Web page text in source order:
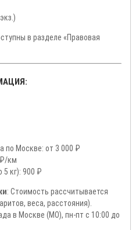
в разделе «Правовая
по Москве: от 3 000 ₽
км
5 кг): 900 ₽
: Стоимость рассчитывается
веса, расстояния).
в Москве (МО), пн-пт с 10:00 до